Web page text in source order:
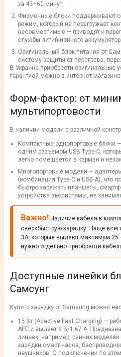
за 45–60 минут.
Фирменные блоки поддерживают
режим, который не перегружает
несовместимые — приводят к
службы литий-ионного
Оригинальный блок питания от
систему защиты от перегрева,
В Украине приобрести оригинальные
гарантией можно в интернет-магазине
Форм-фактор: от
мультипортовости
В наличии модели с различной
Компактные однопортовые блоки
одним разъемом USB Type-C,
легко помещается в карман и
Многопортовые модели —
(комбинация Type-C и USB-A), что
быстро заряжать планшеты,
устройства экосистемы, не
Важно! Наличие кабеля в
сверхбыструю зарядку. Чаще
3A, которые выдают максимум
нужно отдельно приобрести
Доступные линейки
Самсунг
Купить зарядку от Samsung можно
15 Вт (Adaptive Fast Charging) —
AFC и выдает 9 В/1,67 А.
линеек, например, ранних
зарядки смарт-часов,
наушников. О подключении по